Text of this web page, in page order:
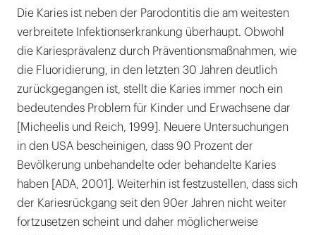
Theorie der Gewebeablation
Lasersysteme zur Kariestherapie
Indikationen und Kontra-Indikationen
Kariesexkavation
Schmerzsensation
Vorbeugung der Entstehung neuer Karies
Zusammenfassung
Die Karies ist neben der Parodontitis die am weitesten
verbreitete Infektionserkrankung überhaupt. Obwohl
die Kariesprävalenz durch Präventionsmaßnahmen, wie
die Fluoridierung, in den letzten 30 Jahren deutlich
zurückgegangen ist, stellt die Karies immer noch ein
bedeutendes Problem für Kinder und Erwachsene dar
[Micheelis und Reich, 1999]. Neuere Untersuchungen
in den USA bescheinigen, dass 90 Prozent der
Bevölkerung unbehandelte oder behandelte Karies
haben [ADA, 2001]. Weiterhin ist festzustellen, dass sich
der Kariesrückgang seit den 90er Jahren nicht weiter
fortzusetzen scheint und daher möglicherweise